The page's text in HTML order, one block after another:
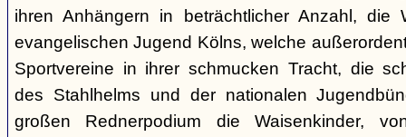
ihren Anhängern in beträchtlicher Anzahl, die
evangelischen Jugend Kölns, welche
Sportvereine in ihrer schmucken Tracht, die
des Stahlhelms und der nationalen
großen Rednerpodium die Waisenkinder,